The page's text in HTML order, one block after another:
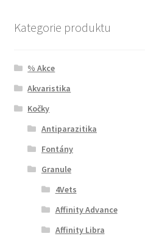
Kategorie produktu
% Akce
Akvaristika
Kočky
Antiparazitika
Fontány
Granule
4Vets
Affinity Advance
Affinity Libra